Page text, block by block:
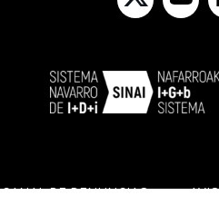
CANAL DE DENUNCIAS